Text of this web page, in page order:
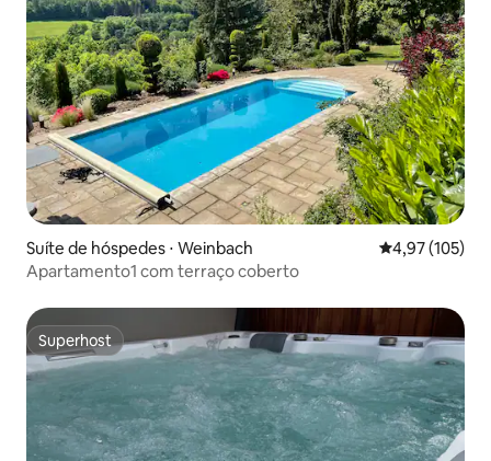
Suíte de hóspedes ⋅ Weinbach 4,97 de uma
4,97 (105)
Apartamento1 com terraço coberto
Superhost
Superhost